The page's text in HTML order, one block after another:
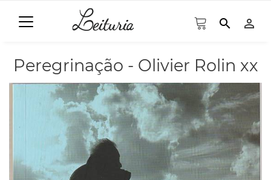
search person_outline
Peregrinação - Olivier Rolin xx